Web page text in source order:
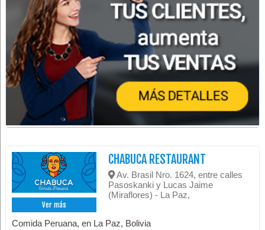
Ver más
CHABUCA RESTAURANT
Av. Brasil Nro. 1624, entre calles
Pasoskanki y Lucas Jaime
(Miraflores) - La Paz,
Comida Peruana, en La Paz, Bolivia